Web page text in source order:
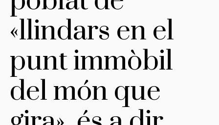
«llindars en el
punt immòbil
del món que